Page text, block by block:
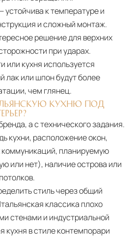
устойчива к температуре и
и сложный монтаж.
решение для верхних
при ударах.
или кухня используется
лак или шпон будут более
чем глянец.
КУХНЮ ПОД
а с технического задания.
кухни, расположение окон,
планируемую
или нет), наличие острова или
стиль через общий
классика плохо
стенами и индустриальной
кухня в стиле контемпорари